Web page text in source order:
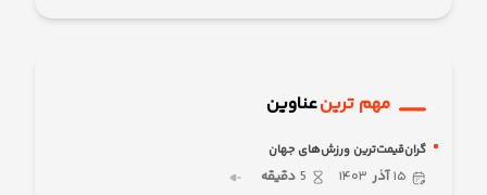
مهم ترینعناوین
گران‌قیمت‌ترین ورزش‌های جهان
۱۵ آذر ۱۴۰۳ 5 دقیقه